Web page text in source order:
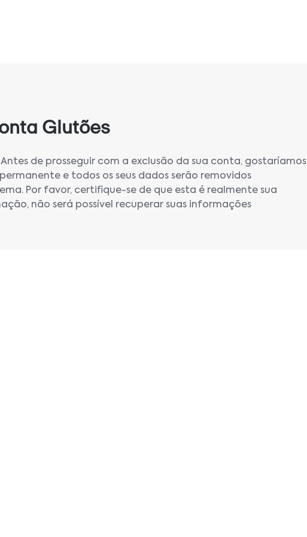
Glutões
de prosseguir com a exclusão da sua conta, gostaríamos
e todos os seus dados serão removidos
Por favor, certifique-se de que esta é realmente sua
não será possível recuperar suas informações